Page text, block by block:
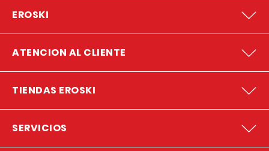
EROSKI
ATENCION AL CLIENTE
TIENDAS EROSKI
SERVICIOS